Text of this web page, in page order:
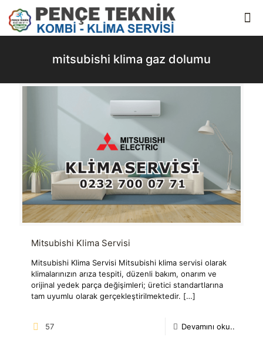
mitsubishi klima gaz dolumu
Mitsubishi Klima Servisi
Mitsubishi Klima Servisi Mitsubishi klima servisi olarak
klimalarınızın arıza tespiti, düzenli bakım, onarım ve
orijinal yedek parça değişimleri; üretici standartlarına
tam uyumlu olarak gerçekleştirilmektedir. […]
57 Devamını oku..